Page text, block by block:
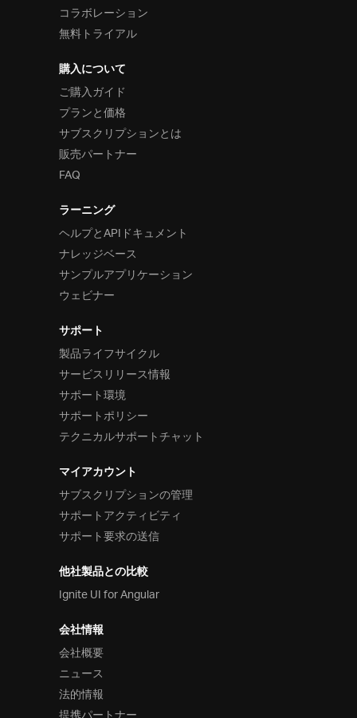
コラボレーション
無料トライアル
購入について
ご購入ガイド
プランと価格
サブスクリプションとは
販売パートナー
FAQ
ラーニング
ヘルプとAPIドキュメント
ナレッジベース
サンプルアプリケーション
ウェビナー
サポート
製品ライフサイクル
サービスリリース情報
サポート環境
サポートポリシー
テクニカルサポートチャット
マイアカウント
サブスクリプションの管理
サポートアクティビティ
サポート要求の送信
他社製品との比較
Ignite UI for Angular
会社情報
会社概要
ニュース
法的情報